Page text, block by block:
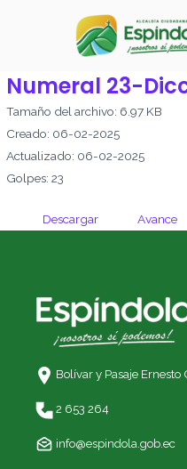
Numeral 23-
Tamaño del archivo: 6.97 KB
Creado: 06-02-2025
Actualizado: 06-02-2025
Golpes: 23
Descargar Avance
Bolívar y Pasaje Ernesto
2 653 264
info@espindola.gob.ec